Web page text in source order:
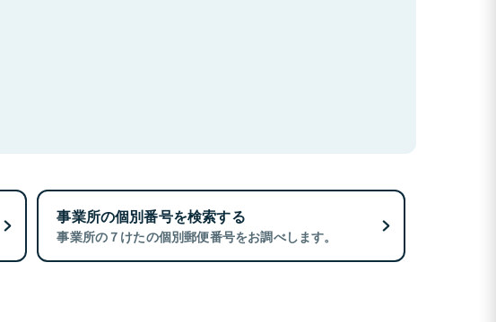
事業所の個別番号を検索する
事業所の７けたの個別郵便番号をお調べします。